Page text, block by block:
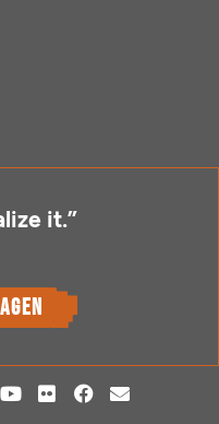
it.”
Y
o
F
l
F
a
E
n